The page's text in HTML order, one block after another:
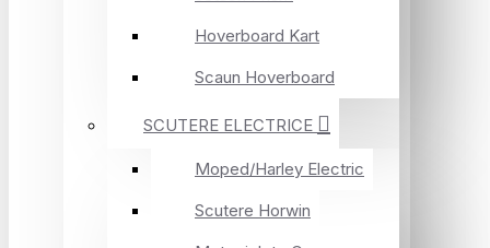
Hoverboard Kart
Scaun Hoverboard
SCUTERE ELECTRICE
Moped/Harley Electric
Scutere Horwin